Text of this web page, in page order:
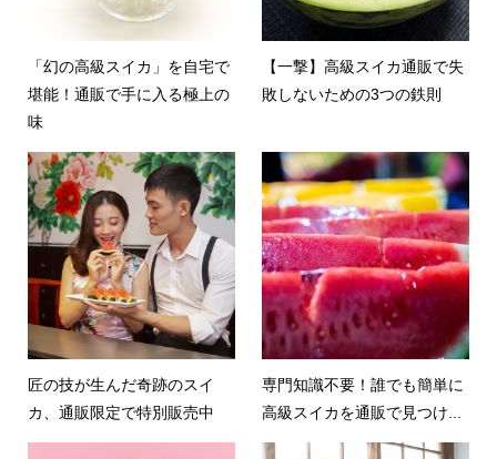
「幻の高級スイカ」を自宅で
堪能！通販で手に入る極上の
味
【一撃】高級スイカ通販で失
敗しないための3つの鉄則
匠の技が生んだ奇跡のスイ
カ、通販限定で特別販売中
専門知識不要！誰でも簡単に
高級スイカを通販で見つけ...